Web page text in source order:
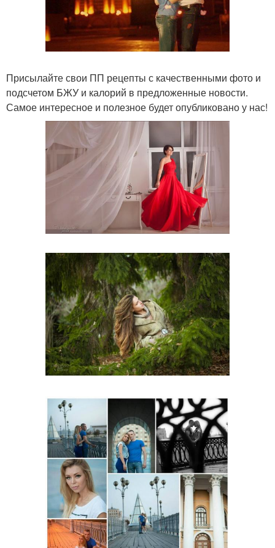
Присылайте свои ПП рецепты с качественными фото и
подсчетом БЖУ и калорий в предложенные новости.
Самое интересное и полезное будет опубликовано у нас!